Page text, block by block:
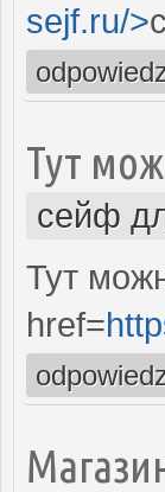
sejf.ru/>
Тут
сейф
Тут
href=